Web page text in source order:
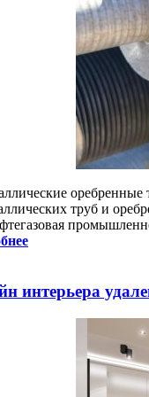
труб и
интерьера